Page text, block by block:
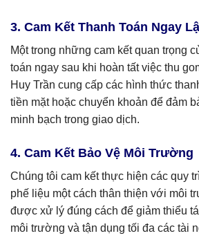
3. Cam Kết Thanh Toán Ngay
Một trong những cam kết quan trọng
toán ngay sau khi hoàn tất việc thu
Huy Trần cung cấp các hình thức
tiền mặt hoặc chuyển khoản để đảm
minh bạch trong giao dịch.
4. Cam Kết Bảo Vệ Môi Trường
Chúng tôi cam kết thực hiện các quy
phế liệu một cách thân thiện với môi
được xử lý đúng cách để giảm thiểu
môi trường và tận dụng tối đa các tài